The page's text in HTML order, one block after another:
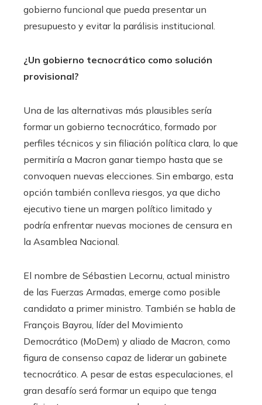
gobierno funcional que pueda presentar un
presupuesto y evitar la parálisis institucional.
¿Un gobierno tecnocrático como solución
provisional?
Una de las alternativas más plausibles sería
formar un gobierno tecnocrático, formado por
perfiles técnicos y sin filiación política clara, lo que
permitiría a Macron ganar tiempo hasta que se
convoquen nuevas elecciones. Sin embargo, esta
opción también conlleva riesgos, ya que dicho
ejecutivo tiene un margen político limitado y
podría enfrentar nuevas mociones de censura en
la Asamblea Nacional.
El nombre de Sébastien Lecornu, actual ministro
de las Fuerzas Armadas, emerge como posible
candidato a primer ministro. También se habla de
François Bayrou, líder del Movimiento
Democrático (MoDem) y aliado de Macron, como
figura de consenso capaz de liderar un gabinete
tecnocrático. A pesar de estas especulaciones, el
gran desafío será formar un equipo que tenga